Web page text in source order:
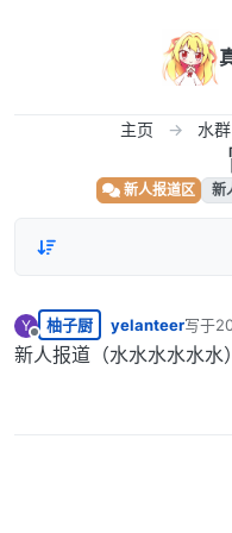
主页 水
新人报道区 新
Y
离线
柚子厨 yelanteer写于
最后
新人报道（水水水水水水）